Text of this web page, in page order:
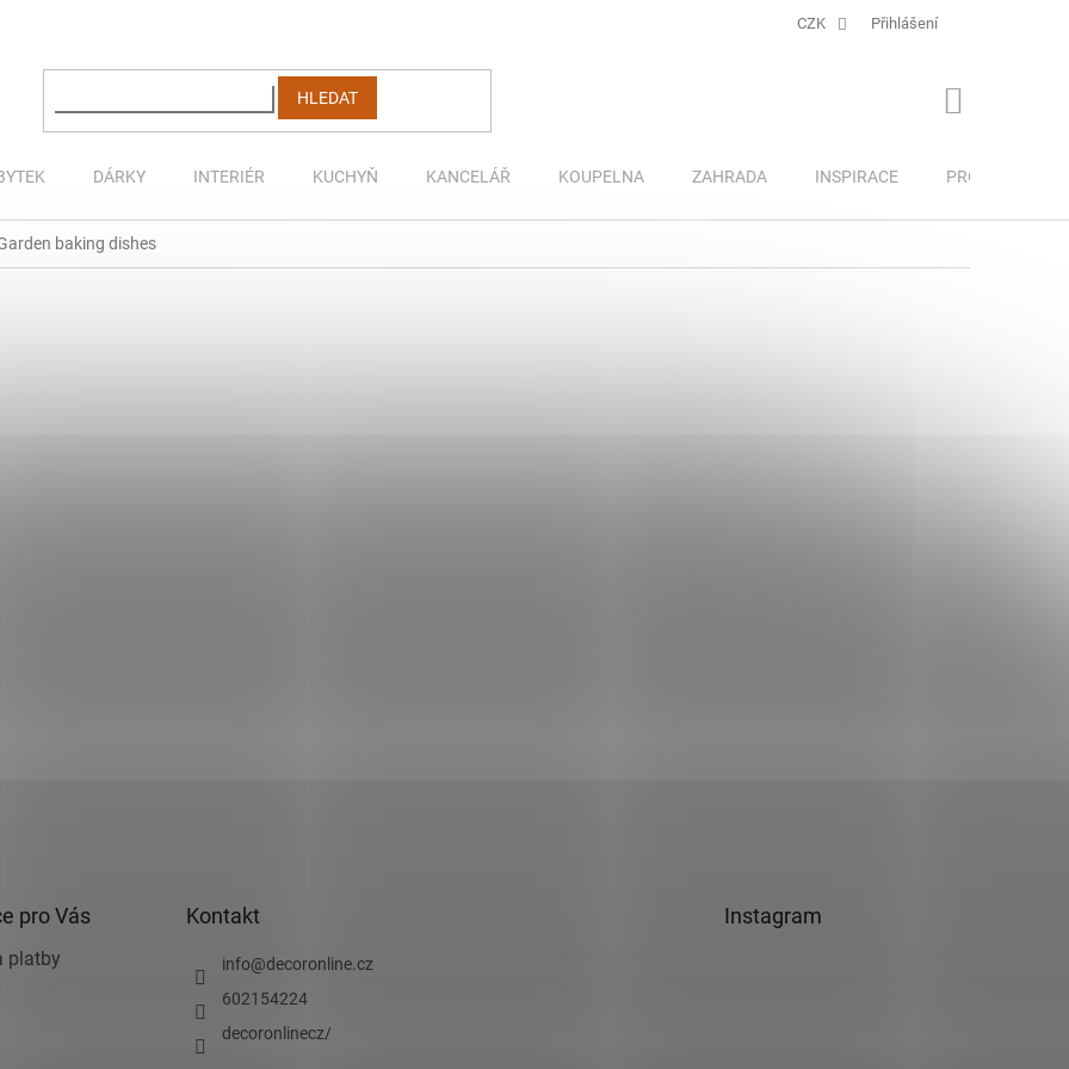
CZK Přihlášení
HLEDAT
DÁRKY INTERIÉR KUCHYŇ KANCELÁŘ KOUPELNA ZAHRADA INSPIRACE PRO DĚTI
baking dishes
pro Vás
platby
Kontakt
info@decoronline.cz
602154224
decoronlinecz/
Instagram